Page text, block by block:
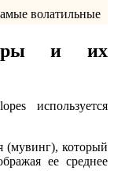
волатильные
и их
используется
(мувинг), который
ее среднее